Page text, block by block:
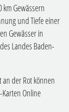
Gewässern
und Tiefe einer
Gewässer in
Landes Baden-
der Rot können
Online